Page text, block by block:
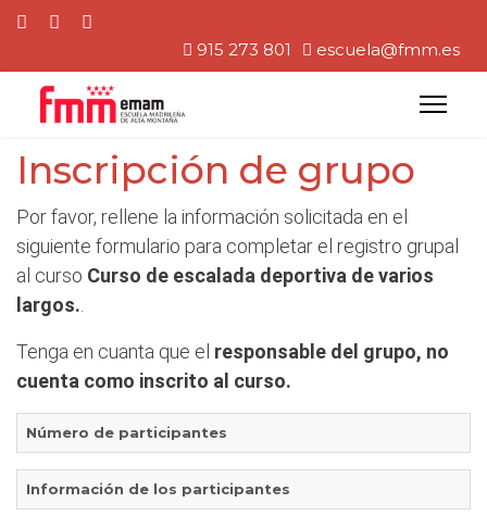
915 273 801 escuela@fmm.es
Inscripción de grupo
Por favor, rellene la información solicitada en el
siguiente formulario para completar el registro grupal
al curso Curso de escalada deportiva de varios
largos.
Tenga en cuanta que el responsable del grupo, no
cuenta como inscrito al curso.
Número de participantes
Información de los participantes